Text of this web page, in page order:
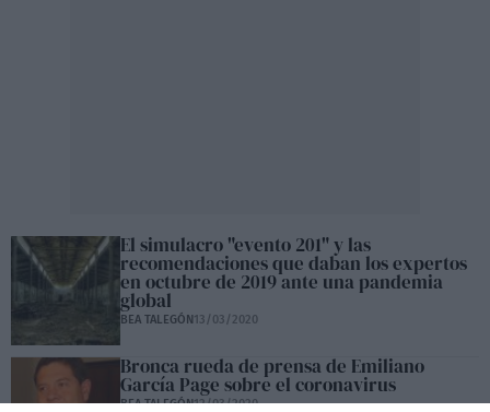
El simulacro "evento 201" y las
recomendaciones que daban los expertos
en octubre de 2019 ante una pandemia
global
BEA TALEGÓN13/03/2020
Bronca rueda de prensa de Emiliano
García Page sobre el coronavirus
BEA TALEGÓN12/03/2020